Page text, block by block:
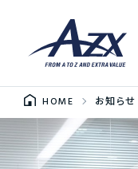
HOME お知らせ